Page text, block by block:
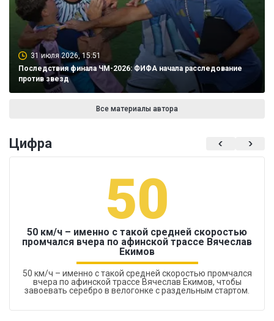
31 июля 2026, 15:51
Последствия финала ЧМ-2026: ФИФА начала расследование
против звезд
Все материалы автора
Цифра
50
50 км/ч – именно с такой средней скоростью
промчался вчера по афинской трассе Вячеслав
Екимов
50 км/ч – именно с такой средней скоростью промчался
вчера по афинской трассе Вячеслав Екимов, чтобы
завоевать серебро в велогонке с раздельным стартом.